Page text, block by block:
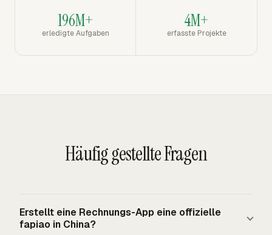
196M+
erledigte Aufgaben
4M+
erfasste Projekte
Häufig gestellte Fragen
Erstellt eine Rechnungs-App eine offizielle
fapiao in China?